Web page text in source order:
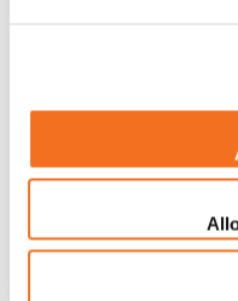
storitvena podjetja